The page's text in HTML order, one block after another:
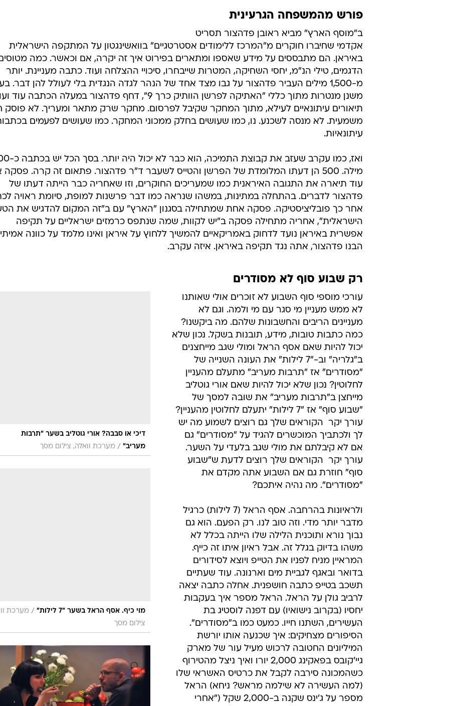
פורש מהמשפחה הגרעינית
ב"מוסף הארץ" מביא ראובן פדהצור תסריט
אקדמי שחיברו חוקרים מ"המרכז ללימודים אסטרטגיים" בוואשינגטון על המתקפה הישראלית
באיראן. הם מתבססים על מידע שאספו ומתארים בפירוט איך זה יקרה, אם וכאשר. כמה
הדגמים, טילי הנ"מ, יחסי השחיקה, המטרות שייבחרו, סיכויי ההצלחה ועוד. כתבה מעניינת. יותר
מ-1,500 מילים העביר פדהצור על גבו מצד אחד של הנהר לגדה הנגדית בלי לעולל להן דבר.
משנן מנטרות מתוך כללי "האתיקה לפרשן הוותיק כרך 9", דחף פדהצור במעלה הכתבה עוד
תיאורים עיתונאיים לעילא, מתוך המחקר שקיבל לפרסום. מחקר שרק מתאר ומעריך. לא פוסק
משמעית. לא מנסה לשכנע. נו, כמו שעושים בחלק ממכוני המחקר. כמו שעושים לפעמים
עיתונאיות.
ואז, כמו עקרב שעזב את
מילה. 500 הן דעתו המלומדת של הפרשן והטייס לשעבר ד"ר פדהצור. פתאום זה קרה.
עוד תיארה את התגובה האיראנית כמו שמעריכים החוקרים, וזו שאחריה כבר הייתה דעתו של
פדהצור לדברים. בהתחלה במתינות, במשהו שנראה כמו דבר פרשנות למופת, סיומת ראויה
אחר כך פובליציסטיקה. פסקה אחת שמתחילה בסגנון "הארץ" עם ב"זה המקום להדגיש את
הישראלית", אחריה מתחילה פסקה ב"יש לקוות, שמה שנתפס כרמזים ישראליים על תקיפה
אפשרית באיראן נועד לדחוק באמריקאיים להמשיך ללחוץ על איראן ואינו מלמד על כוונה
הבנו פדהצור, אתה נגד תקיפה באיראן. איזה עקרב.
רק שבוע סוף לא מסודרים
דיכי או סבבה? אורי גוטליב בשער "תרבות
מעריב" / מערכת וואלה, צילום מסך
מוי כיף. אסף הראל בשער "7 לילות" / מערכת
צילום מסך
עורכי מוספי סוף השבוע לא זוכרים אולי שאותנו
לא ממש מעניין מי סגר עם מי ולמה. וגם לא
מעניינים הריבים והחשבונות שלהם. מה ביקשנו?
כמה כתבות טובות, מידע, תובנות בשקל. נכון שלא
יכול להיות שאם אסף הראל ומולי שגב מייחצנים
ב"גלריה" וב-"7 לילות" את העונה השנייה של
"מסודרים" אז "תרבות מעריב" מתעלם מהעניין
לחלוטין? נכון שלא יכול להיות שאם אורי גוטליב
מייחצן ב"תרבות מעריב" את שובה למסך של
"שבוע סוף" אז "7 לילות" יתעלם לחלוטין מהעניין?
עורך יקר  הקוראים שלך גם רוצים לשמוע מה יש
לך ולכתביך המוכשרים להגיד על "מסודרים" גם
אם לא קיבלתם את מולי שגב בלעדי על השער.
עורך יקר  הקוראים שלך רוצים לדעת ש"שבוע
סוף" חוזרת גם אם השבוע אתה מקדם את
"מסודרים". מה נהיה איתכם?
ולראיונות בהרחבה. אסף הראל (7 לילות) כרגיל
מדבר יותר מדי. וזה טוב לנו. רק הפעם. הוא גם
נבוך נורא ותוכנית הלילה שלו הייתה בכלל לא
משהו בדיוק בגלל זה. אבל ראיון איתו זה כייף.
המראיין מניח לפניו את הטייפ ויוצא לסידורים
בדואר ובאגף לגביית מים וארנונה. עוד שעתיים
תשכב בטייפ כתבה חושפנית. אחלה כתבה יצאה
לרביב גולן על הראל. הראל מספר איך בעקבות
יחסיו (בקרוב נישואיו) עם דפנה לוסטיג בת
העשירים, השתנו חייו. כמעט כמו ב"מסודרים".
הסיפורים מצחיקים: איך שכנעה אותו יורשת
המיליונים החטובה לרכוש מעיל עור של מארק
גיי'קובס בפאקינג 2,000 יורו ואיך ניצל מהטירוף
כשהמכונה סירבה לקבל את כרטיס האשראי שלו
(למה העשירה לא שילמה מראש? ניחא) הראל
מספר על ג'ינס שקנה ב-2,000 שקל ("אחרי